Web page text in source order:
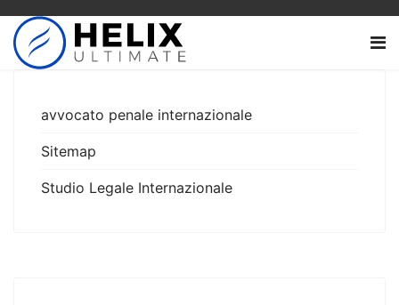
avvocato penale internazionale
Sitemap
Studio Legale Internazionale